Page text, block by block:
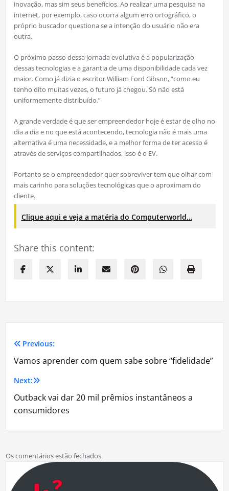
inovação, mas sim seus benefícios. Ao realizar uma pesquisa na
internet, por exemplo, caso ocorra algum erro ortográfico, o
próprio buscador questiona se a intenção do usuário não era
outra.
O próximo passo dessa jornada evolutiva é a popularização
dessas tecnologias e a garantia de uma disponibilidade cada vez
maior. Como já dizia o escritor William Ford Gibson, “como eu
tenho dito muitas vezes, o futuro já chegou. Só não está
uniformemente distribuído.”
A grande verdade é que ser empreendedor hoje é estar de olho no
dia a dia e no que está acontecendo, tecnologia não é mais uma
alternativa é uma necessidade, e a melhor forma de ter acesso é
através de serviços compartilhados, isso é o EV.
Portanto se o empreendedor quer sobreviver tem que olhar com
mais carinho para soluções tecnológicas que o aproximam do
cliente.
Clique aqui e veja a matéria do Computerworld…
Share this content:
Navegação
de
Post
Previous:
Vamos aprender com quem sabe sobre “fidelidade”
Next:
Outback vai dar 20 mil prêmios instantâneos a
consumidores
Os comentários estão fechados.